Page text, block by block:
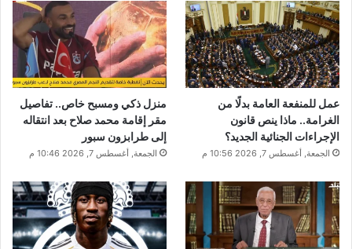
عمل للمنفعة العامة بدلًا من
الغرامة.. ماذا ينص قانون
الإجراءات الجنائية الجديد؟
الجمعة, أغسطس 7, 2026 10:56 م
منزل ذكي ومسبح خاص.. تفاصيل
مقر إقامة محمد صلاح بعد انتقاله
إلى طرابزون سبور
الجمعة, أغسطس 7, 2026 10:46 م